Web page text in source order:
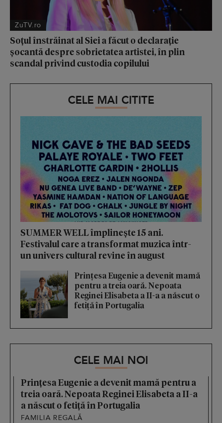
ZuTV.ro
Soțul înstrăinat al Siei a făcut o declarație
șocantă despre sobrietatea artistei, în plin
scandal privind custodia copilului
CELE MAI CITITE
SUMMER WELL împlinește 15 ani.
Festivalul care a transformat muzica într-
un univers cultural revine în august
Prințesa Eugenie a devenit mamă
pentru a treia oară. Nepoata
Reginei Elisabeta a II-a a născut o
fetiță în Portugalia
CELE MAI NOI
Prințesa Eugenie a devenit mamă pentru a
treia oară. Nepoata Reginei Elisabeta a II-a
a născut o fetiță în Portugalia
FAMILIA REGALĂ